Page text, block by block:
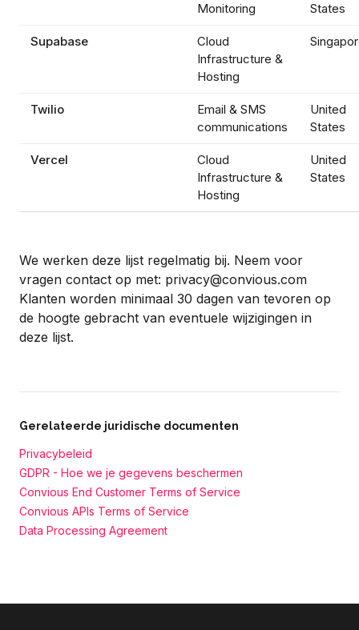
Monitoring
States
Supabase
Cloud
Infrastructure &
Hosting
Twilio
Email & SMS
communications
United
States
Vercel
Cloud
Infrastructure &
Hosting
United
States
We werken deze lijst regelmatig bij. Neem voor
vragen contact op met: privacy@convious.com
Klanten worden minimaal 30 dagen van tevoren op
de hoogte gebracht van eventuele wijzigingen in
deze lijst.
Gerelateerde juridische documenten
Privacybeleid
GDPR - Hoe we je gegevens beschermen
Convious End Customer Terms of Service
Convious APIs Terms of Service
Data Processing Agreement